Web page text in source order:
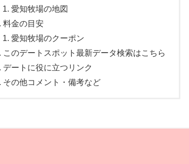
愛知牧場の地図
料金の目安
愛知牧場のクーポン
このデートスポット最新データ検索はこちら
デートに役に立つリンク
その他コメント・備考など